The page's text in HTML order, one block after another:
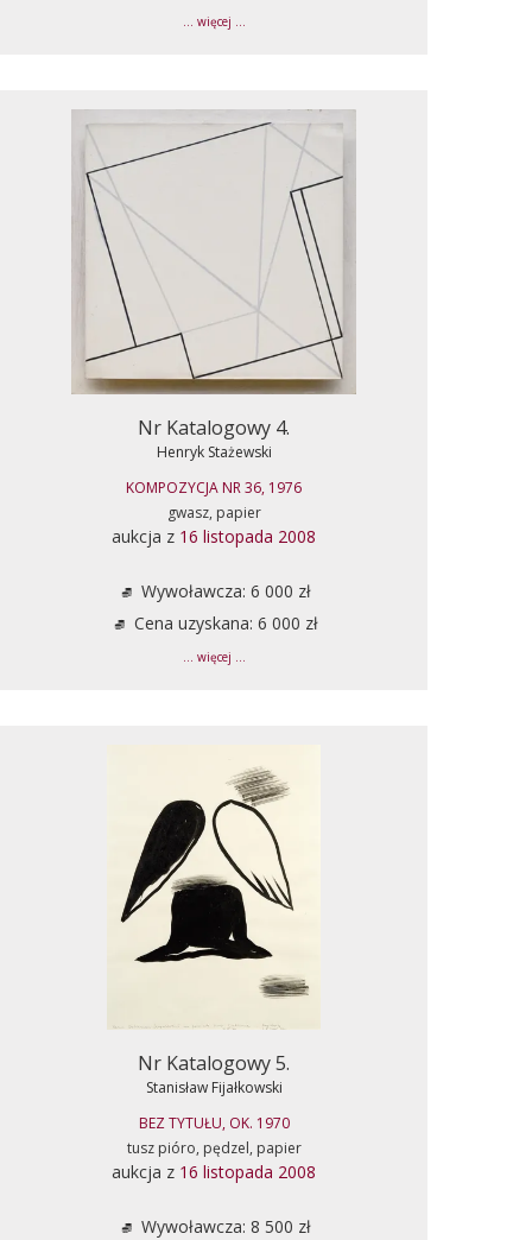
... więcej ...
Nr Katalogowy 4.
Henryk Stażewski
KOMPOZYCJA NR 36, 1976
gwasz, papier
aukcja z 16 listopada 2008
Wywoławcza: 6 000 zł
Cena uzyskana: 6 000 zł
... więcej ...
Nr Katalogowy 5.
Stanisław Fijałkowski
BEZ TYTUŁU, OK. 1970
tusz pióro, pędzel, papier
aukcja z 16 listopada 2008
Wywoławcza: 8 500 zł